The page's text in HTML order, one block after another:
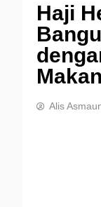
Haji
Alis